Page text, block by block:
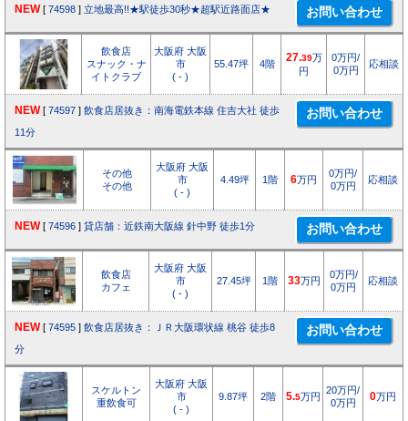
NEW [ 74598 ] 立地最高!!★駅徒歩30秒★超駅近路面店★
飲食店
スナック・ナ
イトクラブ
大阪府 大阪
市
( - )
55.47坪 4階
27.39万
円
0万円/
0万円
応相談
NEW [ 74597 ] 飲食店居抜き：南海電鉄本線 住吉大社 徒歩
11分
その他
その他
大阪府 大阪
市
( - )
4.49坪 1階 6万円
0万円/
0万円
応相談
NEW [ 74596 ] 貸店舗：近鉄南大阪線 針中野 徒歩1分
飲食店
カフェ
大阪府 大阪
市
( - )
27.45坪 1階 33万円
0万円/
0万円
応相談
NEW [ 74595 ] 飲食店居抜き：ＪＲ大阪環状線 桃谷 徒歩8
分
スケルトン
重飲食可
大阪府 大阪
市
( - )
9.87坪 2階 5.5万円
20万円/
0万円
0万円